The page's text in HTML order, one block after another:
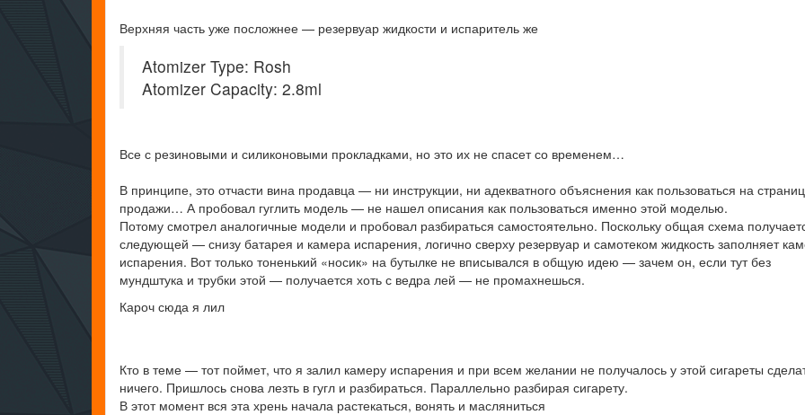
Верхняя часть уже посложнее — резервуар жидкости и испаритель же
Atomizer Type: Rosh
Atomizer Capacity: 2.8ml
Все с резиновыми и силиконовыми прокладками, но это их не спасет со временем…
В принципе, это отчасти вина продавца — ни инструкции, ни адекватного объяснения как пользоваться на
продажи… А пробовал гуглить модель — не нашел описания как пользоваться именно этой моделью.
Потому смотрел аналогичные модели и пробовал разбираться самостоятельно. Поскольку общая схема
следующей — снизу батарея и камера испарения, логично сверху резервуар и самотеком жидкость заполняет
испарения. Вот только тоненький «носик» на бутылке не вписывался в общую идею — зачем он, если тут без
мундштука и трубки этой — получается хоть с ведра лей — не промахнешься.
Кароч сюда я лил
Кто в теме — тот поймет, что я залил камеру испарения и при всем желании не получалось у этой сигареты
ничего. Пришлось снова лезть в гугл и разбираться. Параллельно разбирая сигарету.
В этот момент вся эта хрень начала растекаться, вонять и масляниться